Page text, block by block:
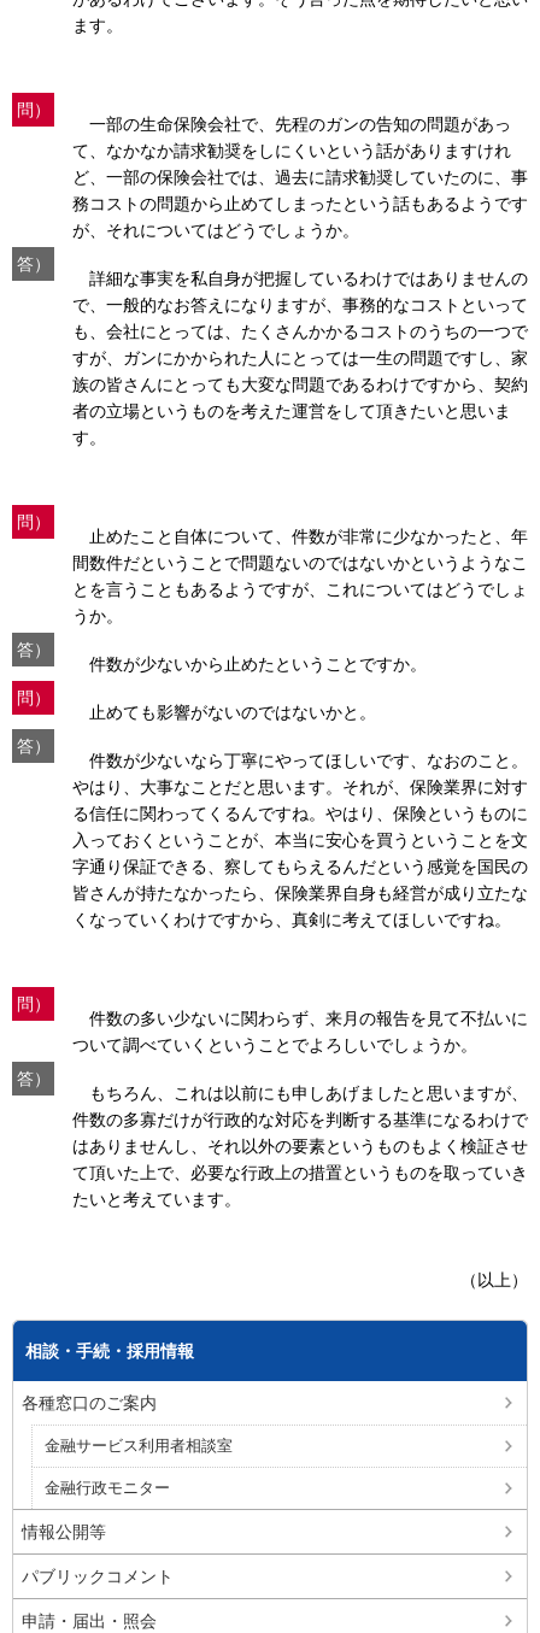
ます。
問）
一部の生命保険会社で、先程のガンの告知の問題があっ
て、なかなか請求勧奨をしにくいという話がありますけれ
ど、一部の保険会社では、過去に請求勧奨していたのに、事
務コストの問題から止めてしまったという話もあるようです
が、それについてはどうでしょうか。
答）
詳細な事実を私自身が把握しているわけではありませんの
で、一般的なお答えになりますが、事務的なコストといって
も、会社にとっては、たくさんかかるコストのうちの一つで
すが、ガンにかかられた人にとっては一生の問題ですし、家
族の皆さんにとっても大変な問題であるわけですから、契約
者の立場というものを考えた運営をして頂きたいと思いま
す。
問）
止めたこと自体について、件数が非常に少なかったと、年
間数件だということで問題ないのではないかというようなこ
とを言うこともあるようですが、これについてはどうでしょ
うか。
答）
件数が少ないから止めたということですか。
問）
止めても影響がないのではないかと。
答）
件数が少ないなら丁寧にやってほしいです、なおのこと。
やはり、大事なことだと思います。それが、保険業界に対す
る信任に関わってくるんですね。やはり、保険というものに
入っておくということが、本当に安心を買うということを文
字通り保証できる、察してもらえるんだという感覚を国民の
皆さんが持たなかったら、保険業界自身も経営が成り立たな
くなっていくわけですから、真剣に考えてほしいですね。
問）
件数の多い少ないに関わらず、来月の報告を見て不払いに
ついて調べていくということでよろしいでしょうか。
答）
もちろん、これは以前にも申しあげましたと思いますが、
件数の多寡だけが行政的な対応を判断する基準になるわけで
はありませんし、それ以外の要素というものもよく検証させ
て頂いた上で、必要な行政上の措置というものを取っていき
たいと考えています。
（以上）
相談・手続・採用情報
各種窓口のご案内
金融サービス利用者相談室
金融行政モニター
情報公開等
パブリックコメント
申請・届出・照会